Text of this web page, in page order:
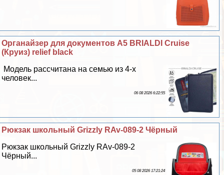
Органайзер для документов А5 BRIALDI Cruise
(Круиз) relief black
Модель рассчитана на семью из 4-х
человек...
06 08 2026 6:22:55
Рюкзак школьный Grizzly RAv-089-2 Чёрный
Рюкзак школьный Grizzly RAv-089-2
Чёрный...
05 08 2026 17:21:24